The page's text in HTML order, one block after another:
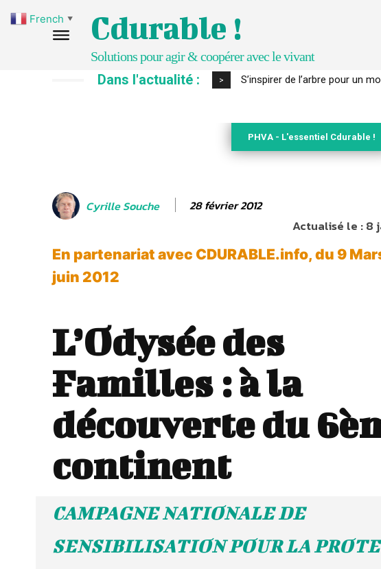
Cdurable !
Solutions pour agir & coopérer avec le vivant
Dans l'actualité : > S’inspirer de l’arbre pour un
IPBES : le « GIEC de la
PHVA - L'essentiel Cdurable !
Cyrille Souche 28 février 2012
Actualisé le :8
En partenariat avec CDURABLE.info, du 9
juin 2012
L’Odysée des
Familles : à la
découverte du
continent
CAMPAGNE NATIONALE DE
SENSIBILISATION POUR LA
French ▼